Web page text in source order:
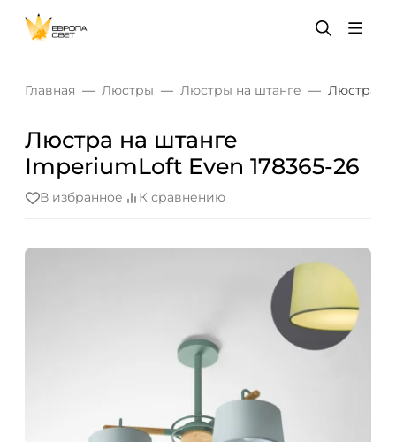
Главная Люстры Люстры на штанге Люстра
Люстра на штанге
ImperiumLoft Even 178365-26
В избранное К сравнению